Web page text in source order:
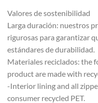
Valores de sostenibilidad
Larga duración: nuestros
rigurosas para garantizar
estándares de durabilidad.
Materiales reciclados: the
product are made with
-Interior lining and all
consumer recycled PET.